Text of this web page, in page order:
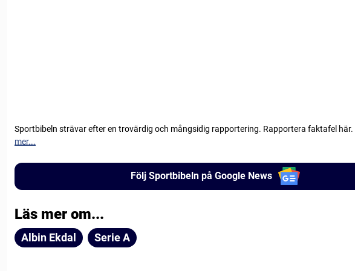
Sportbibeln strävar efter en trovärdig och mångsidig rapportering. Rapportera faktafel här.
mer...
Följ Sportbibeln på Google News
Läs mer om...
Albin Ekdal Serie A